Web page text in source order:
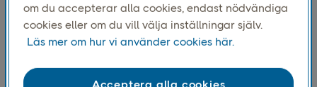
helhetserbjudande.
om du accepterar alla cookies, endast nödvändiga
cookies eller om du vill välja inställningar själv.
Läs mer om hur vi använder cookies här.